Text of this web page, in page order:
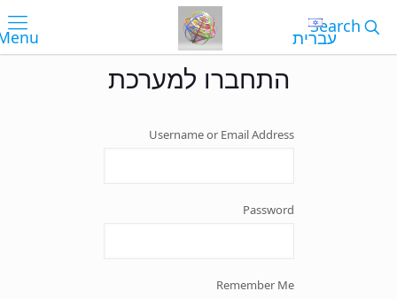
עברית
התחברו למערכת
Username or Email Address
Password
Remember Me